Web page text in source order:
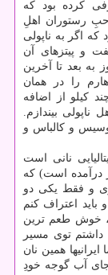
کرده بود که
رستوران اهلِ
که اگر به ناپولی
و پیتزهای آن
بعد تا آخرین
را در همان
کیلو از اضافه
بیندازم.
سوسیس و کالباس و
نانی است
درآمده است) که
و فقط یکی دو
اعتراف کنم
خوش طعم ترین
داشتم توی مسیر
همین نان
آب گوجه خودِ